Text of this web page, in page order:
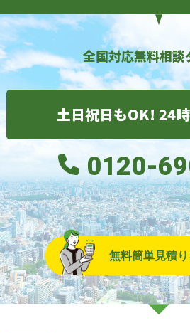
全国対応無料相談
土日祝日もOK! 24
0120-
無料簡単見積